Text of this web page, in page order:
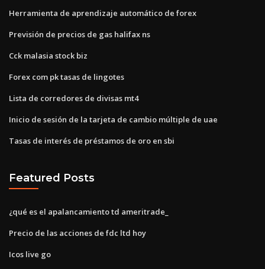
Herramienta de aprendizaje automático de forex
Previsión de precios de gas halifax ns
Cck malasia stock biz
Forex com pk tasas de lingotes
Lista de corredores de divisas mt4
Inicio de sesión de la tarjeta de cambio múltiple de uae
Tasas de interés de préstamos de oro en sbi
Featured Posts
¿qué es el apalancamiento td ameritrade_
Precio de las acciones de fdc ltd hoy
Icos live go